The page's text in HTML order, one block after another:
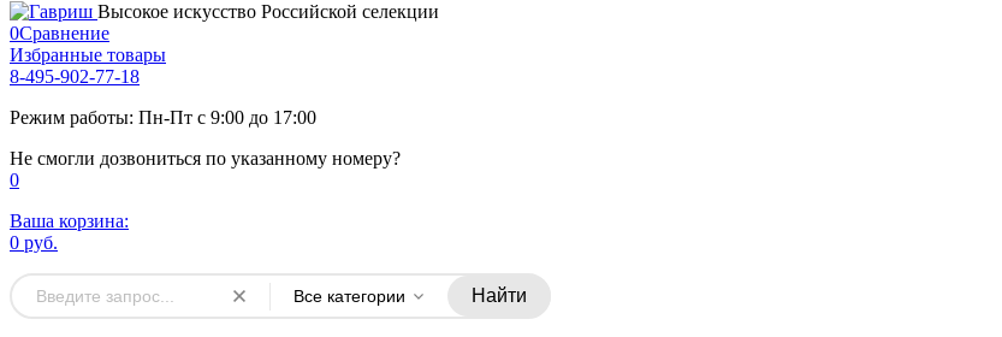
Высокое искусство Российской селекции
0Сравнение
Избранные товары
8-495-902-77-18
Режим работы: Пн-Пт с 9:00 до 17:00
Не смогли дозвониться по указанному номеру?
0
Ваша корзина:
0 руб.
Все категории Найти